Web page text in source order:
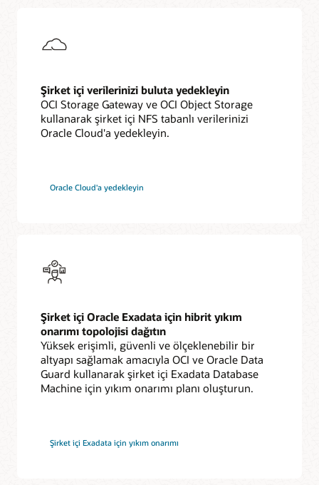
Şirket içi verilerinizi buluta yedekleyin
OCI Storage Gateway ve OCI Object Storage
kullanarak şirket içi NFS tabanlı verilerinizi
Oracle Cloud'a yedekleyin.
Oracle Cloud'a yedekleyin
Şirket içi Oracle Exadata için hibrit yıkım
onarımı topolojisi dağıtın
Yüksek erişimli, güvenli ve ölçeklenebilir bir
altyapı sağlamak amacıyla OCI ve Oracle Data
Guard kullanarak şirket içi Exadata Database
Machine için yıkım onarımı planı oluşturun.
Şirket içi Exadata için yıkım onarımı